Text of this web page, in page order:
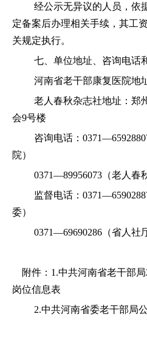
经公示无异议的人员，依
定备案后办理相关手续，其工
关规定执行。
七、单位地址、咨询电话
河南省老干部康复医院地
老人春秋杂志社地址：郑
会9号楼
咨询电话：
院）
0371—89956073（老人春
监督电话：
委）
0371—69690286（省人社
附件： 1.中共河南省老干部
岗位信息表
2.中共河南省委老干部局